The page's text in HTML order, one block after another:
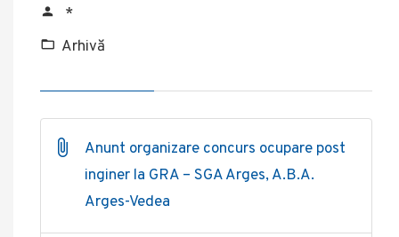
*
Arhivă
Anunt organizare concurs ocupare post
inginer la GRA – SGA Arges, A.B.A.
Arges-Vedea